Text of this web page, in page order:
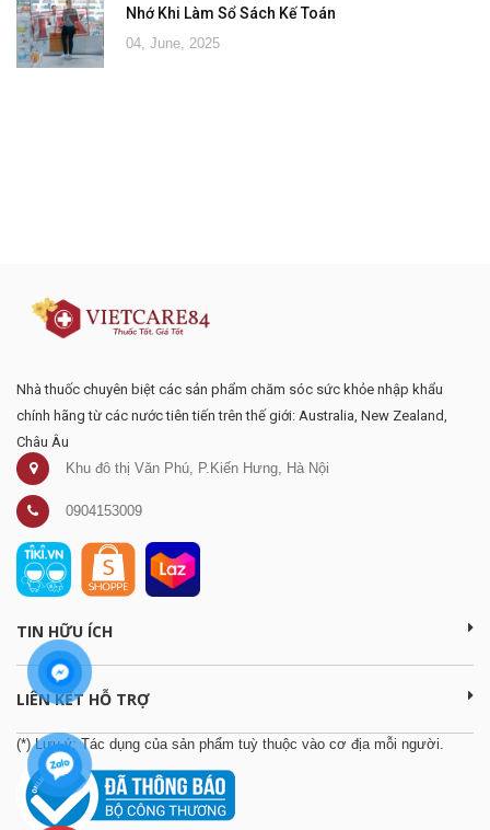
Nhớ Khi Làm Sổ Sách Kế Toán
04, June, 2025
Nhà thuốc chuyên biệt các sản phẩm chăm sóc sức khỏe nhập khẩu
chính hãng từ các nước tiên tiến trên thế giới: Australia, New Zealand,
Châu Âu
Khu đô thị Văn Phú, P.Kiến Hưng, Hà Nội
0904153009
TIN HỮU ÍCH
LIÊN KẾT HỖ TRỢ
(*) Lưu ý: Tác dụng của sản phẩm tuỳ thuộc vào cơ địa mỗi người.